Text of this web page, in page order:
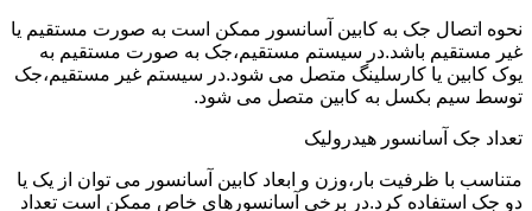
نحوه اتصال جک به کابین آسانسور ممکن است به صورت مستقیم یا
غیر مستقیم باشد.در سیستم مستقیم،جک به صورت مستقیم به
یوک کابین یا کارسلینگ متصل می شود.در سیستم غیر مستقیم،جک
توسط سیم بکسل به کابین متصل می شود.
تعداد جک آسانسور هیدرولیک
متناسب با ظرفیت بار،وزن و ابعاد کابین آسانسور می توان از یک یا
دو جک استفاده کرد.در برخی آسانسورهای خاص ممکن است تعداد